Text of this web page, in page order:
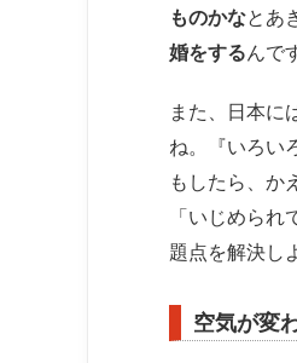
ものかなとあ
婚をするんで
また、日本に
ね。『いろい
もしたら、か
「いじめら
題点を解決し
空気が変